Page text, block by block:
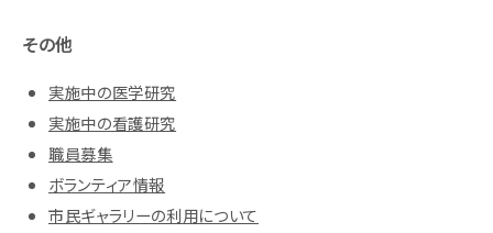
その他
実施中の医学研究
実施中の看護研究
職員募集
ボランティア情報
市民ギャラリーの利用について